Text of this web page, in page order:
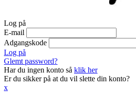
Log på
E-mail
Adgangskode
Log på
Glemt password?
Har du ingen konto så klik her
Er du sikker på at du vil slette din konto?
x